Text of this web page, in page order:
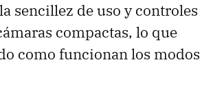
sencillez de uso y controles
compactas, lo que
como funcionan los modos